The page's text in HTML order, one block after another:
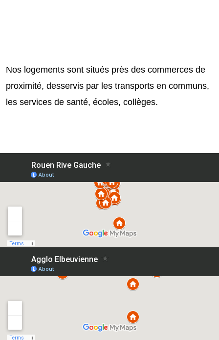
Nos logements sont situés près des commerces de
proximité, desservis par les transports en communs,
les services de santé, écoles, collèges.